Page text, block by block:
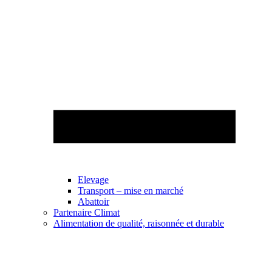
Elevage
Transport – mise en marché
Abattoir
Partenaire Climat
Alimentation de qualité, raisonnée et durable